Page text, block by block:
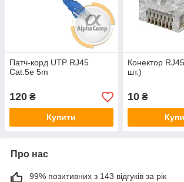
Патч-корд UTP RJ45
Cat.5e 5m
120 ₴
Купити
Конектор
шт.)
10₴
Про нас
99% позитивних з 143 відгуків за рік